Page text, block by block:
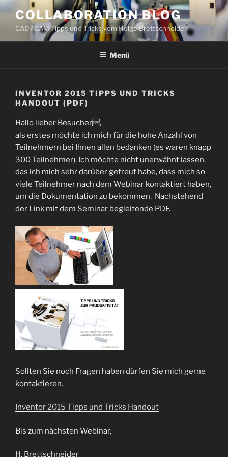
Zum
Inhalt
springen
COLLABORATION BLOG
CAD / CAM Tipps und Tricks vom Helge Brettschneider
Menü
INVENTOR 2015 TIPPS UND TRICKS
HANDOUT (PDF)
Hallo lieber Besucher,
als erstes möchte ich mich für die hohe Anzahl von
Teilnehmern bei Ihnen allen bedanken (es waren knapp
300 Teilnehmer). Ich möchte nicht unerwähnt lassen,
das ich mich sehr darüber gefreut habe, dass mich so
viele Teilnehmer nach dem Webinar kontaktiert haben,
um die Dokumentation zu bekommen. Nachstehend
der Link mit dem Seminar begleitende PDF.
Sollten Sie noch Fragen haben dürfen Sie mich gerne
kontaktieren.
Inventor 2015 Tipps und Tricks Handout
Bis zum nächsten Webinar,
H. Brettschneider